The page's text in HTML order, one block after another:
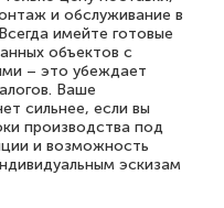
и обслуживание в
имейте готовые
объектов с
– это убеждает
Ваше
сильнее, если вы
производства под
и возможность
эскизам